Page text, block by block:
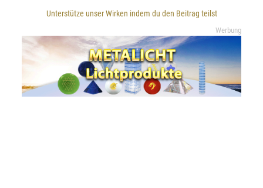
Unterstütze unser Wirken indem du den Beitrag teilst
Werbung